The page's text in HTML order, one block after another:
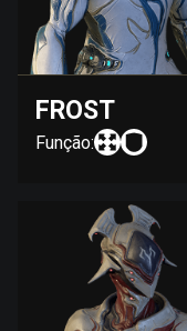
FROST
Função: